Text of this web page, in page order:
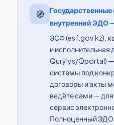
🧭
внутренний ЭДО
ЭСФ (esf.gov.kz),
и исполнительная
Qurylys/Qportal) —
системы под
договоры и акты
ведёте сами —
сервис
Полноценный ЭДО